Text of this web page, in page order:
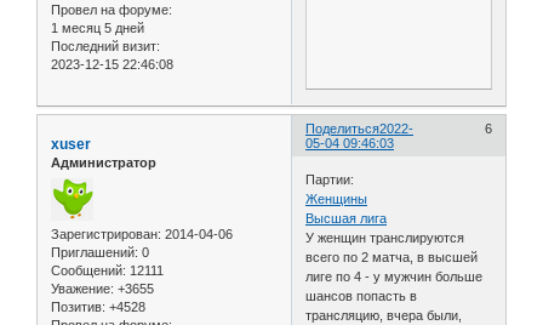
Провел на форуме:
1 месяц 5 дней
Последний визит:
2023-12-15 22:46:08
Поделиться 6
2022-
05-04 09:46:03
xuser
Администратор
Зарегистрирован: 2014-04-06
Приглашений: 0
Сообщений: 12111
Уважение: +3655
Позитив: +4528
Партии:
Женщины
Высшая лига
У женщин транслируются
всего по 2 матча, в высшей
лиге по 4 - у мужчин больше
шансов попасть в
трансляцию, вчера были,